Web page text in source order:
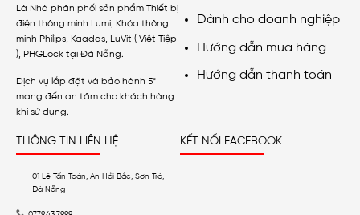
Là Nhà phân phối sản phẩm Thiết bị
điện thông minh Lumi, Khóa thông
minh Philips, Kaadas, LuVit ( Việt Tiệp
), PHGLock tại Đà Nẵng.
Dịch vụ lắp đặt và bảo hành 5*
mang đến an tâm cho khách hàng
khi sử dụng.
Dành cho doanh nghiệp
Hướng dẫn mua hàng
Hướng dẫn thanh toán
THÔNG TIN LIÊN HỆ
01 Lê Tấn Toán, An Hải Bắc, Sơn Trà,
Đà Nẵng
KẾT NỐI FACEBOOK